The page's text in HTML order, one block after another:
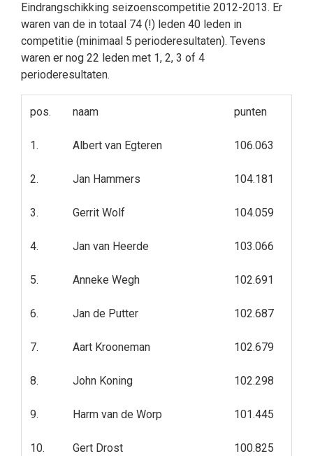
Eindrangschikking seizoenscompetitie 2012-2013. Er
waren van de in totaal 74 (!) leden 40 leden in
competitie (minimaal 5 perioderesultaten). Tevens
waren er nog 22 leden met 1, 2, 3 of 4
perioderesultaten.
pos. naam punten
1. Albert van Egteren 106.063
2. Jan Hammers 104.181
3. Gerrit Wolf 104.059
4. Jan van Heerde 103.066
5. Anneke Wegh 102.691
6. Jan de Putter 102.687
7. Aart Krooneman 102.679
8. John Koning 102.298
9. Harm van de Worp 101.445
10. Gert Drost 100.825